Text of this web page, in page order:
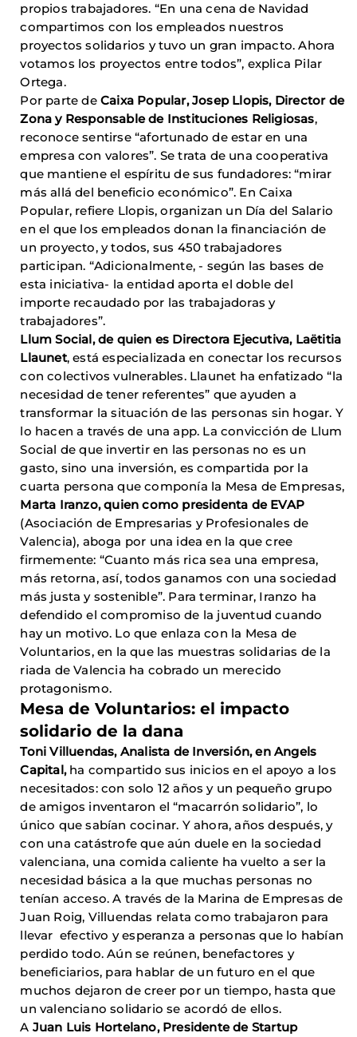
propios trabajadores. “En una cena de Navidad
compartimos con los empleados nuestros
proyectos solidarios y tuvo un gran impacto. Ahora
votamos los proyectos entre todos”, explica Pilar
Ortega.
Por parte de Caixa Popular, Josep Llopis, Director de
Zona y Responsable de Instituciones Religiosas,
reconoce sentirse “afortunado de estar en una
empresa con valores”. Se trata de una cooperativa
que mantiene el espíritu de sus fundadores: “mirar
más allá del beneficio económico”. En Caixa
Popular, refiere Llopis, organizan un Día del Salario
en el que los empleados donan la financiación de
un proyecto, y todos, sus 450 trabajadores
participan. “Adicionalmente, - según las bases de
esta iniciativa- la entidad aporta el doble del
importe recaudado por las trabajadoras y
trabajadores”.
Llum Social, de quien es Directora Ejecutiva, Laëtitia
Llaunet, está especializada en conectar los recursos
con colectivos vulnerables. Llaunet ha enfatizado “la
necesidad de tener referentes” que ayuden a
transformar la situación de las personas sin hogar. Y
lo hacen a través de una app. La convicción de Llum
Social de que invertir en las personas no es un
gasto, sino una inversión, es compartida por la
cuarta persona que componía la Mesa de Empresas,
Marta Iranzo, quien como presidenta de EVAP
(Asociación de Empresarias y Profesionales de
Valencia), aboga por una idea en la que cree
firmemente: “Cuanto más rica sea una empresa,
más retorna, así, todos ganamos con una sociedad
más justa y sostenible”. Para terminar, Iranzo ha
defendido el compromiso de la juventud cuando
hay un motivo. Lo que enlaza con la Mesa de
Voluntarios, en la que las muestras solidarias de la
riada de Valencia ha cobrado un merecido
protagonismo.
Mesa de Voluntarios: el impacto
solidario de la dana
Toni Villuendas, Analista de Inversión, en Angels
Capital,ha compartido sus inicios en el apoyo a los
necesitados: con solo 12 años y un pequeño grupo
de amigos inventaron el “macarrón solidario”, lo
único que sabían cocinar. Y ahora, años después, y
con una catástrofe que aún duele en la sociedad
valenciana, una comida caliente ha vuelto a ser la
necesidad básica a la que muchas personas no
tenían acceso. A través de la Marina de Empresas de
Juan Roig, Villuendas relata como trabajaron para
llevar efectivo y esperanza a personas que lo habían
perdido todo. Aún se reúnen, benefactores y
beneficiarios, para hablar de un futuro en el que
muchos dejaron de creer por un tiempo, hasta que
un valenciano solidario se acordó de ellos.
A Juan Luis Hortelano, Presidente de Startup